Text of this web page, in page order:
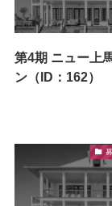
第4期 ニュー上
ン（ID：162）